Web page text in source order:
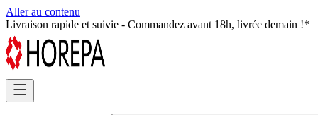
Aller au contenu
Pièces détachées testées et certifiées - Qualité premium garantie !